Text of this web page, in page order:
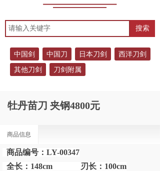
搜索
中国剑 中国刀 日本刀剑
西洋刀剑
其他刀剑
刀剑附属
牡丹苗刀 夹钢4800元
商品信息
商品编号：LY-00347
全长： 148cm 刃长： 100cm